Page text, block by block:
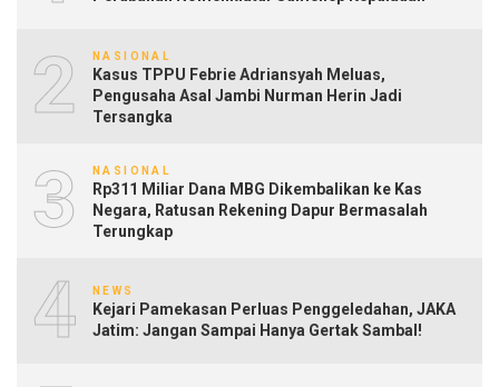
2 NASIONAL
Kasus TPPU Febrie Adriansyah Meluas,
Pengusaha Asal Jambi Nurman Herin Jadi
Tersangka
3 NASIONAL
Rp311 Miliar Dana MBG Dikembalikan ke Kas
Negara, Ratusan Rekening Dapur Bermasalah
Terungkap
4 NEWS
Kejari Pamekasan Perluas Penggeledahan, JAKA
Jatim: Jangan Sampai Hanya Gertak Sambal!